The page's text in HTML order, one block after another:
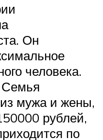
Он
человека.
мужа и жены,
рублей,
по